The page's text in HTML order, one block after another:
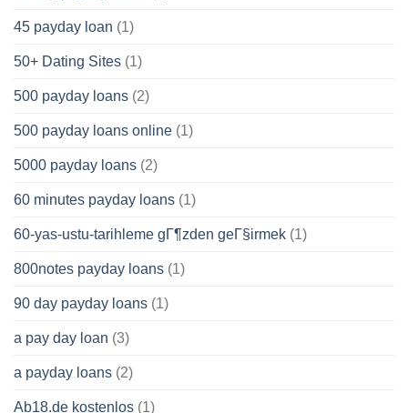
45 payday loan (1)
50+ Dating Sites (1)
500 payday loans (2)
500 payday loans online (1)
5000 payday loans (2)
60 minutes payday loans (1)
60-yas-ustu-tarihleme gГ¶zden geГ§irmek (1)
800notes payday loans (1)
90 day payday loans (1)
a pay day loan (3)
a payday loans (2)
Ab18.de kostenlos (1)